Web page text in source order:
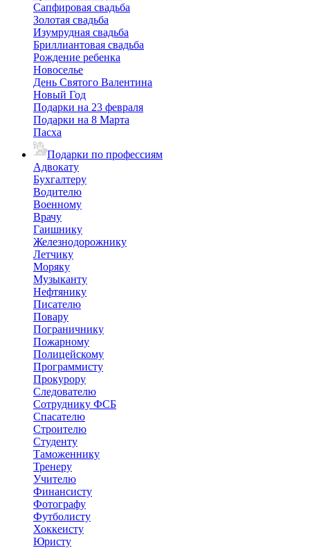
Сапфировая свадьба
Золотая свадьба
Изумрудная свадьба
Бриллиантовая свадьба
Рождение ребенка
Новоселье
День Святого Валентина
Новый Год
Подарки на 23 февраля
Подарки на 8 Марта
Пасха
Подарки по профессиям
Адвокату
Бухгалтеру
Водителю
Военному
Врачу
Гаишнику
Железнодорожнику
Летчику
Моряку
Музыканту
Нефтянику
Писателю
Повару
Пограничнику
Пожарному
Полицейскому
Программисту
Прокурору
Следователю
Сотруднику ФСБ
Спасателю
Строителю
Студенту
Таможеннику
Тренеру
Учителю
Финансисту
Фотографу
Футболисту
Хоккеисту
Юристу